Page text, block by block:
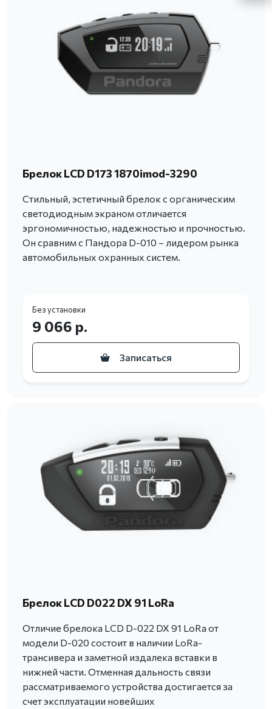
Брелок LCD D173 1870imod-3290
Стильный, эстетичный брелок с органическим
светодиодным экраном отличается
эргономичностью, надежностью и прочностью.
Он сравним с Пандора D-010 – лидером рынка
автомобильных охранных систем.
Без установки
9 066 р.
Записаться
Брелок LCD D022 DX 91 LoRa
Отличие брелока LCD D-022 DX 91 LoRa от
модели D-020 состоит в наличии LoRa-
трансивера и заметной издалека вставки в
нижней части. Отменная дальность связи
рассматриваемого устройства достигается за
счет эксплуатации новейших